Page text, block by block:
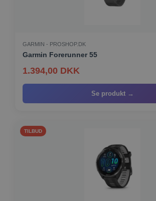
GARMIN - PROSHOP.DK
Garmin Forerunner 55
1.394,00 DKK
Se produkt →
TILBUD